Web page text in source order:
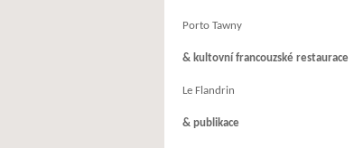
Porto Tawny
& kultovní francouzské restaurace
Le Flandrin
& publikace